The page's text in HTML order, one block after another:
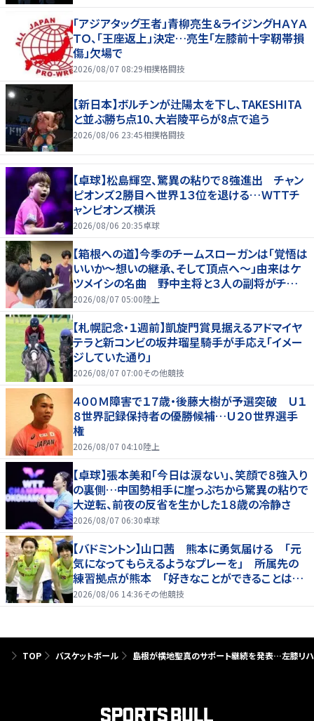
「アジアタッグ王者」青柳亮生＆ライジングＨＡＹＡ
ＴＯ、「王座返上」決定…亮生「左膝前十字靭帯損
傷」欠場で
2026/08/07 08:29相撲格闘技
【新日本】ボルチンが辻陽太を下し、TAKESHITA
と並ぶ勝ち点10、大岩陵平らが8点で追う
2026/08/06 23:45相撲格闘技
【卓球】松島輝空、驚異の粘りで８強進出 チャン
ピオンズ２勝目へ世界１３位を退ける…ＷＴＴチ
ャンピオンズ横浜
2026/08/06 20:35卓球
【箱根への道】今季のチームスローガンは「覚悟は
いいか～想いの継承、そして頂点へ～」由来はケ
ツメイシの名曲 野中主将と３人の副将がチーム
を引っ張る…夏合宿特集第１弾、国学院大
2026/08/07 05:00陸上
【札幌記念・１週前】凱旋門賞見据えるアドマイヤ
テラと新コンビの坂井瑠星騎手が手応え「イメー
ジしていた通り」
2026/08/07 07:00その他競技
４００Ｍ障害で１７歳・後藤大樹が予選突破 Ｕ１
８世界記録保持者の優勝候補…Ｕ２０世界選手
権
2026/08/07 04:10陸上
【卓球】張本美和「今日は涙ない」、笑顔で８強入り
の裏側…中国勢相手に崖っぷちから驚異の粘りで
大逆転、前夜の反省を生かした１８歳の冷静さ
2026/08/07 06:30卓球
【バドミントン】山口茜 熊本に勇気届ける 「元
気になってもらえるようなプレーを」 所属先の
練習拠点が熊本 「好きなことができることは当
たり前じゃない」
2026/08/06 14:36その他競技
TOP バスケットボール 島根が横地聖真のサポート継続を発表…左膝リ